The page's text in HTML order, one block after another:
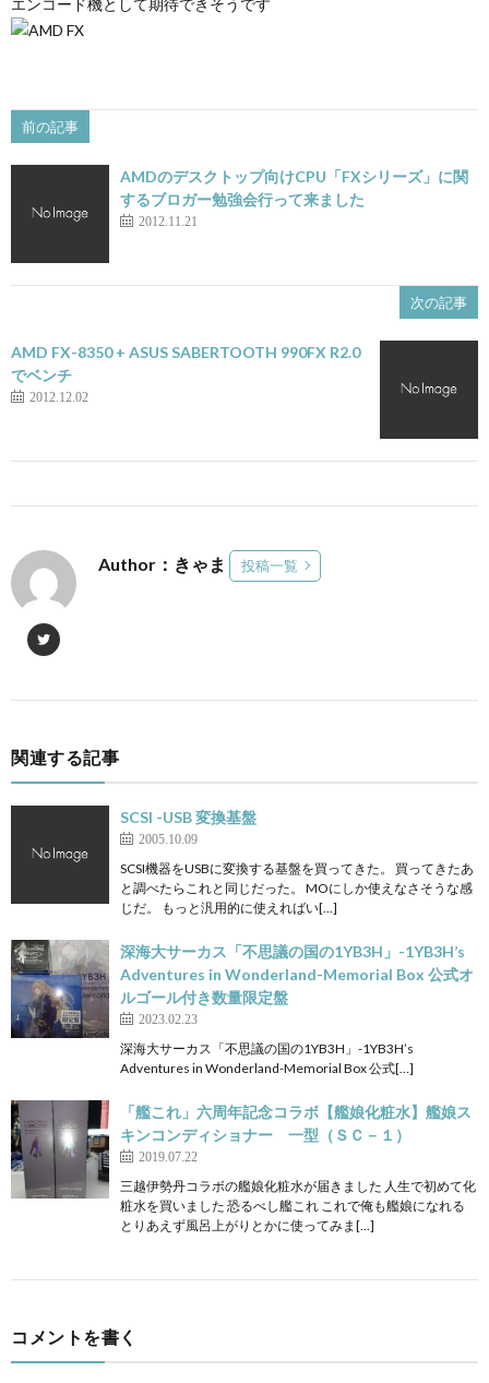
前の記事
AMDのデスクトップ向けCPU「FXシリーズ」に関
するブロガー勉強会行って来ました
2012.11.21
次の記事
AMD FX-8350 + ASUS SABERTOOTH 990FX R2.0
でベンチ
2012.12.02
Author：きゃま 投稿一覧
関連する記事
SCSI -USB 変換基盤
2005.10.09
SCSI機器をUSBに変換する基盤を買ってきた。 買ってきたあ
と調べたらこれと同じだった。 MOにしか使えなさそうな感
じだ。 もっと汎用的に使えればい[…]
深海大サーカス「不思議の国の1YB3H」-1YB3H’s
Adventures in Wonderland-Memorial Box 公式オ
ルゴール付き数量限定盤
2023.02.23
深海大サーカス「不思議の国の1YB3H」-1YB3H’s
Adventures in Wonderland-Memorial Box 公式[…]
「艦これ」六周年記念コラボ【艦娘化粧水】艦娘ス
キンコンディショナー 一型（ＳＣ－１）
2019.07.22
三越伊勢丹コラボの艦娘化粧水が届きました 人生で初めて化
粧水を買いました 恐るべし艦これ これで俺も艦娘になれる
とりあえず風呂上がりとかに使ってみま[…]
コメントを書く